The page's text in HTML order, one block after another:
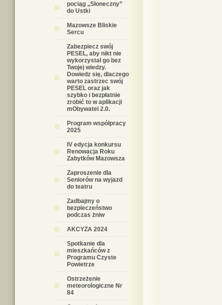
pociąg „Słoneczny”
do Ustki
Mazowsze Bliskie
Sercu
Zabezpiecz swój
PESEL, aby nikt nie
wykorzystał go bez
Twojej wiedzy.
Dowiedz się, dlaczego
warto zastrzec swój
PESEL oraz jak
szybko i bezpłatnie
zrobić to w aplikacji
mObywatel 2.0.
Program współpracy
2025
IV edycja konkursu
Renowacja Roku
Zabytków Mazowsza
Zaproszenie dla
Seniorów na wyjazd
do teatru
Zadbajmy o
bezpieczeństwo
podczas żniw
AKCYZA 2024
Spotkanie dla
mieszkańców z
Programu Czyste
Powietrze
Ostrzeżenie
meteorologiczne Nr
84